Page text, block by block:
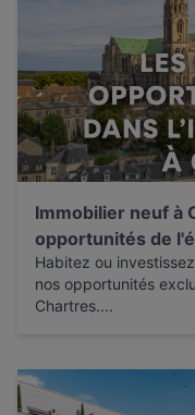
Immobilier neuf à
opportunités de
Habitez ou
nos opportunités
Chartres....